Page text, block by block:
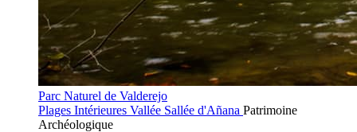
Parc Naturel de Valderejo
Plages Intérieures Vallée Sallée d'Añana Patrimoine
Archéologique